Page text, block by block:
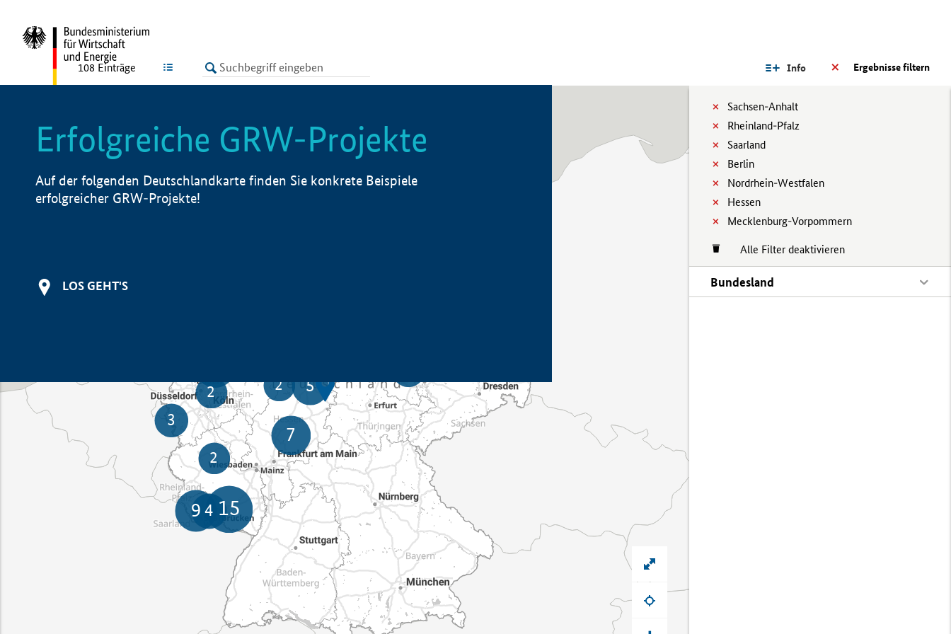
LISTE Ergebnisse filtern
Info
Sachsen-Anhalt
Rheinland-Pfalz
Saarland
Berlin
Nordrhein-Westfalen
Hessen
Mecklenburg-Vorpommern
Alle Filter deaktivieren
Bundesland
108 Einträge
Erfolgreiche GRW-Projekte
Auf der folgenden Deutschlandkarte finden Sie konkrete Beispiele
erfolgreicher GRW-Projekte!
LOS GEHT'S